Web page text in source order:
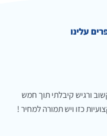
עלינו
ורגיש קיבלתי תוך חמש